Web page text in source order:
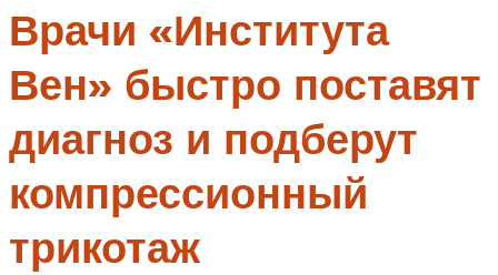
Врачи «Института
Вен» быстро поставят
диагноз и подберут
компрессионный
трикотаж